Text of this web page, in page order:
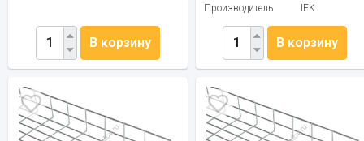
В корзину
Производитель
IEK
В корзину